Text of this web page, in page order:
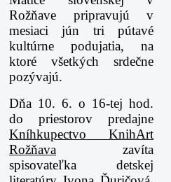
Rožňave pripravujú v
mesiaci jún tri pútavé
kultúrne podujatia, na
ktoré všetkých srdečne
pozývajú. ️️
Dňa 10. 6. o 16-tej hod.
do priestorov predajne
Kníhkupectvo KnihArt
Rožňava zavíta
spisovateľka detskej